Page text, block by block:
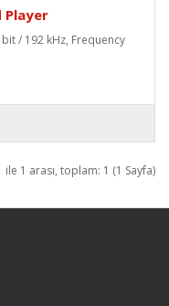
Player
/ 192 kHz, Frequency
ile 1 arası, toplam: 1 (1 Sayfa)